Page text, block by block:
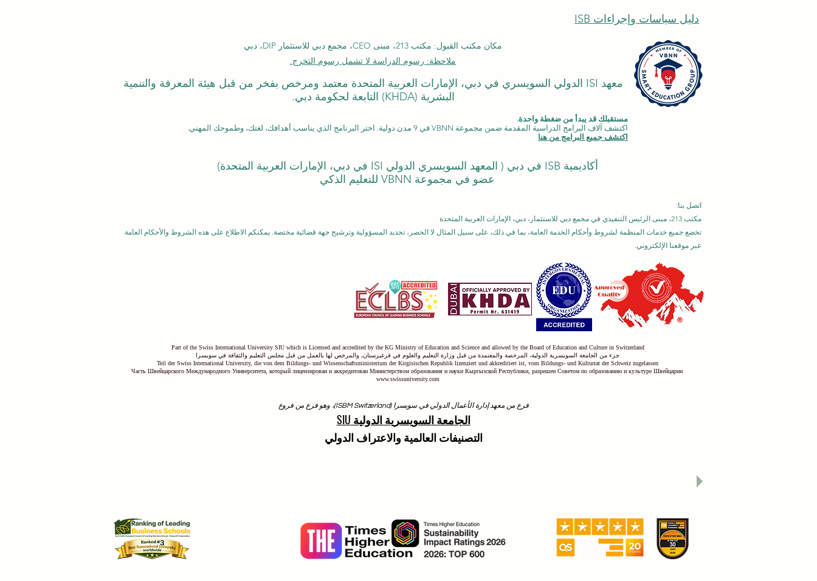
دليل سياسات وإجراءات ISB
مكان مكتب القبول: مكتب 213، مبنى CEO، مجمع دبي للاستثمار DIP، دبي
ملاحظة: رسوم الدراسة لا تشمل رسوم التخرج.
معهد ISI الدولي السويسري في دبي، الإمارات العربية المتحدة معتمد ومرخص بفخر من قبل هيئة المعرفة والتنمية
البشرية (KHDA) التابعة لحكومة دبي.
مستقبلك قد يبدأ من ضغطة واحدة.
اكتشف آلاف البرامج الدراسية المقدمة ضمن مجموعة VBNN في 9 مدن دولية. اختر البرنامج الذي يناسب أهدافك، لغتك، وطموحك المهني.
اكتشف جميع البرامج من هنا
أكاديمية ISB في دبي (
المعهد السويسري الدولي ISI في دبي، الإمارات العربية المتحدة)
عضو في مجموعة VBNN للتعليم الذكي
اتصل بنا:
مكتب 213، مبنى الرئيس التنفيذي في مجمع دبي للاستثمار، دبي، الإمارات العربية المتحدة
تخضع جميع خدمات المنظمة لشروط وأحكام الخدمة العامة، بما في ذلك، على سبيل المثال لا الحصر، تحديد المسؤولية وترشيح جهة قضائية مختصة. يمكنكم الاطلاع على هذه الشروط والأحكام العامة
عبر موقعنا الإلكتروني.
Part of the Swiss International University SIU which is Licensed and accredited by the KG Ministry of Education and Science and allowed by the Board of Education and Culture in Switzerland
جزء من الجامعة السويسرية الدولية، المرخصة والمعتمدة من قبل وزارة التعليم والعلوم في قرغيزستان، والمرخص لها بالعمل من قبل مجلس التعليم والثقافة في سويسرا
Teil der Swiss International University, die von dem Bildungs- und Wissenschaftsministerium der Kirgisischen Republik lizenziert und akkreditiert ist, vom Bildungs- und Kulturrat der Schweiz zugelassen
Часть Швейцарского Международного Университета, который лицензирован и аккредитован Министерством образования и науки Кыргызской Республики, разрешен Советом по образованию и культуре Швейцарии
www.swissuniversity.com
فرع من معهد إدارة الأعمال الدولي في سويسرا (ISBM Switzerland)، وهو فرع من فروع
الجامعة السويسرية الدولية SIU
التصنيفات العالمية والاعتراف الدولي